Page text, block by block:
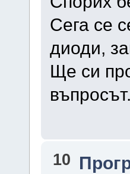
Сега се
диоди,
Ще си
въпросът.
10